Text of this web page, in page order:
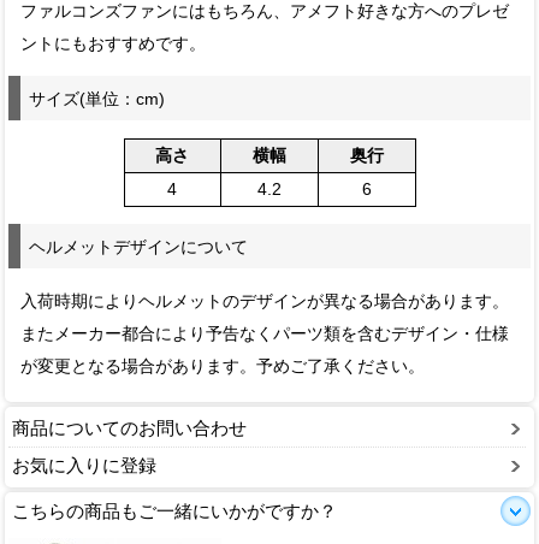
ファルコンズファンにはもちろん、アメフト好きな方へのプレゼ
ントにもおすすめです。
サイズ(単位：cm)
高さ 横幅
奥行
4
4.2 6
ヘルメットデザインについて
入荷時期によりヘルメットのデザインが異なる場合があります。
またメーカー都合により予告なくパーツ類を含むデザイン・仕様
が変更となる場合があります。予めご了承ください。
商品についてのお問い合わせ
お気に入りに登録
こちらの商品もご一緒にいかがですか？